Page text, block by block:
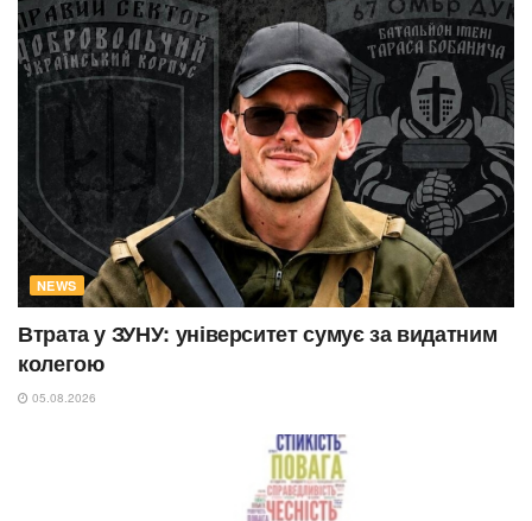
NEWS
Втрата у ЗУНУ: університет сумує за видатним
колегою
05.08.2026